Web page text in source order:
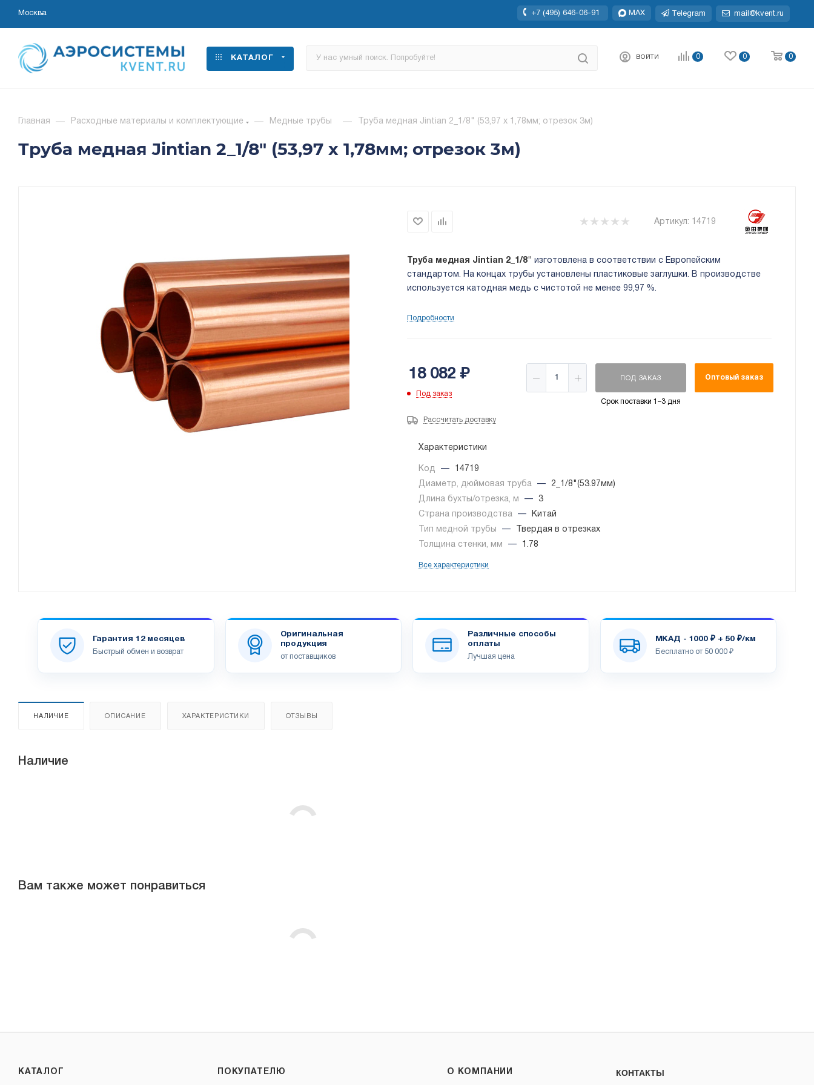
Москва +7 (495) 646-06-91 MAX Telegram mail@kvent.ru
КАТАЛОГ ВОЙТИ 0 0 0
Главная — Расходные материалы и комплектующие — Медные трубы — Труба медная Jintian 2_1/8" (53,97 х 1,78мм; отрезок 3м)
Труба медная Jintian 2_1/8" (53,97 х 1,78мм; отрезок 3м)
Артикул: 14719
Труба медная Jintian 2_1/8" изготовлена в соответствии с Европейским
стандартом. На концах трубы установлены пластиковые заглушки. В производстве
используется катодная медь с чистотой не менее 99,97 %.
Подробности
18 082 ₽
Под заказ
ПОД ЗАКАЗ
Срок поставки 1–3 дня
Оптовый заказ
Рассчитать доставку
Характеристики
Код —
14719
Диаметр, дюймовая труба
—
2_1/8"(53.97мм)
Длина бухты/отрезка, м
—
3
Страна производства
—
Китай
Тип медной трубы
—
Твердая в отрезках
Толщина стенки, мм
— 1.78
Все характеристики
Гарантия 12 месяцев
Быстрый обмен и возврат
Оригинальная
продукция
от поставщиков
Различные способы
оплаты
Лучшая цена
МКАД - 1000 ₽ + 50 ₽/км
Бесплатно от 50 000 ₽
НАЛИЧИЕ ОПИСАНИЕ ХАРАКТЕРИСТИКИ ОТЗЫВЫ
Наличие
Вам также может понравиться
КАТАЛОГ ПОКУПАТЕЛЮ О КОМПАНИИ КОНТАКТЫ